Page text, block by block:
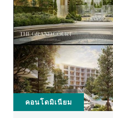
คอนโดมิเนียม